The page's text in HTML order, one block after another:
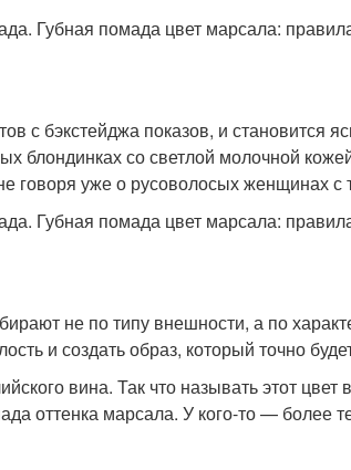
с бэкстейджа показов, и становится
блондинках со светлой молочной
говоря уже о русоволосых женщинах с
не по типу внешности, а по
и создать образ, который точно
вина. Так что называть этот
оттенка марсала. У кого-то — более